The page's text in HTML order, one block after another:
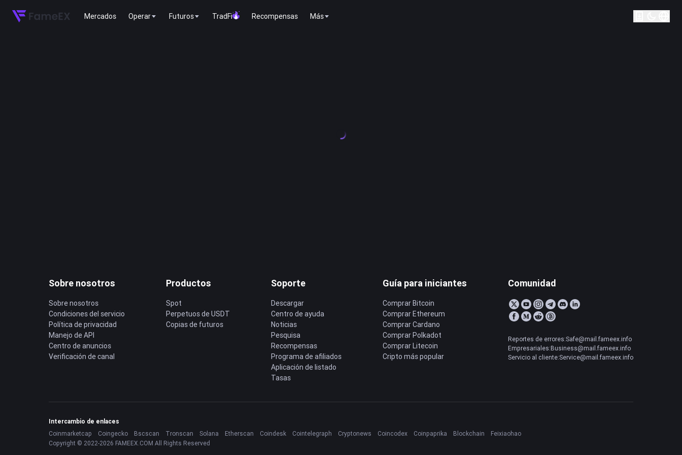
Mercados Operar Futuros TradFi Recompensas Más
Sobre nosotros
Sobre nosotros
Condiciones del servicio
Política de privacidad
Manejo de API
Centro de anuncios
Verificación de canal
Productos
Spot
Perpetuos de USDT
Copias de futuros
Soporte
Descargar
Centro de ayuda
Noticias
Pesquisa
Recompensas
Programa de afiliados
Aplicación de listado
Tasas
Guía para iniciantes
Comprar Bitcoin
Comprar Ethereum
Comprar Cardano
Comprar Polkadot
Comprar Litecoin
Cripto más popular
Comunidad
Reportes de errores:Safe@mail.fameex.info
Empresariales:Business@mail.fameex.info
Servicio al cliente:Service@mail.fameex.info
Intercambio de enlaces
Coinmarketcap
Coingecko Bscscan Tronscan Solana Etherscan Coindesk Cointelegraph Cryptonews Coincodex Coinpaprika Blockchain
Feixiaohao
Copyright © 2022-2026 FAMEEX.COM All Rights Reserved